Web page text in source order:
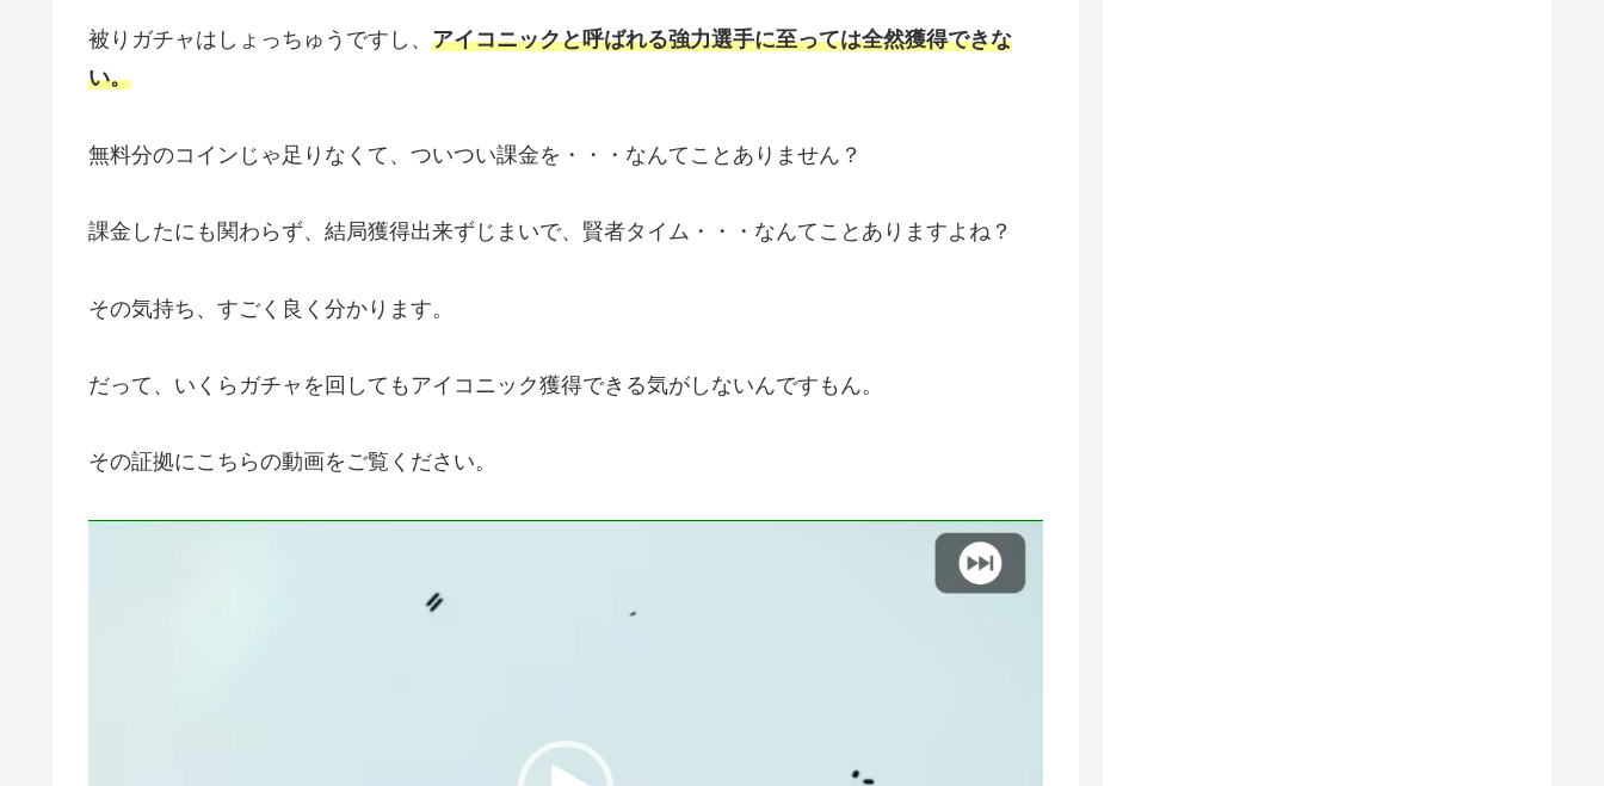
被りガチャはしょっちゅうですし、 アイコニックと呼ばれる強力選手に至っては全然獲得できな
い。
無料分のコインじゃ足りなくて、ついつい課金を・・・なんてことありません？
課金したにも関わらず、結局獲得出来ずじまいで、賢者タイム・・・なんてことありますよね？
その気持ち、すごく良く分かります。
だって、いくらガチャを回してもアイコニック獲得できる気がしないんですもん。
その証拠にこちらの動画をご覧ください。